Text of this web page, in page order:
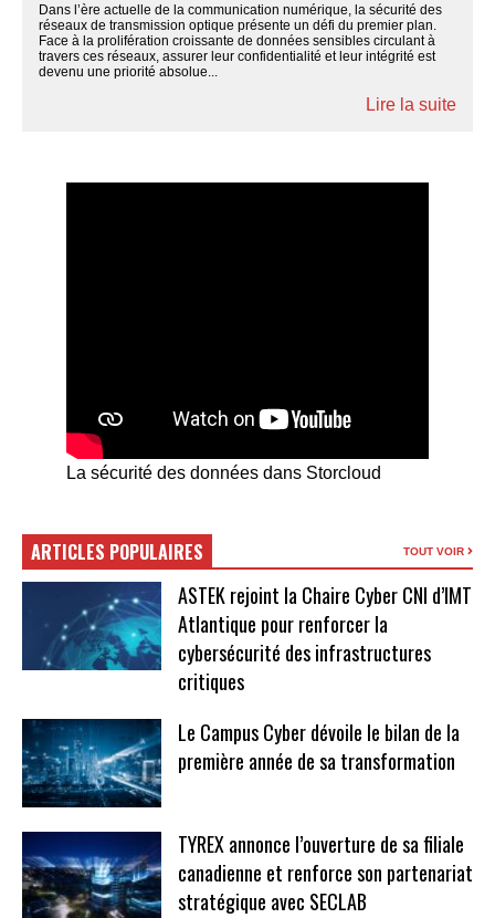
Dans l’ère actuelle de la communication numérique, la sécurité des
réseaux de transmission optique présente un défi du premier plan.
Face à la prolifération croissante de données sensibles circulant à
travers ces réseaux, assurer leur confidentialité et leur intégrité est
devenu une priorité absolue...
Lire la suite
La sécurité des données dans Storcloud
ARTICLES POPULAIRES TOUT VOIR
ASTEK rejoint la Chaire Cyber CNI d’IMT
Atlantique pour renforcer la
cybersécurité des infrastructures
critiques
Le Campus Cyber dévoile le bilan de la
première année de sa transformation
TYREX annonce l’ouverture de sa filiale
canadienne et renforce son partenariat
stratégique avec SECLAB